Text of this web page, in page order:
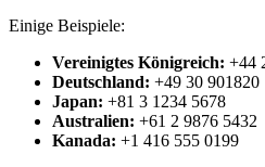
Einige Beispiele:
Vereinigtes Königreich: +44
Deutschland: +49 30 901820
Japan: +81 3 1234 5678
Australien: +61 2 9876 5432
Kanada: +1 416 555 0199